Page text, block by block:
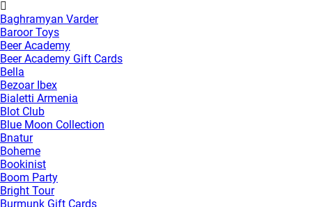
Baghramyan Varder
Baroor Toys
Beer Academy
Beer Academy Gift Cards
Bella
Bezoar Ibex
Bialetti Armenia
Blot Club
Blue Moon Collection
Bnatur
Boheme
Bookinist
Boom Party
Bright Tour
Burmunk Gift Cards